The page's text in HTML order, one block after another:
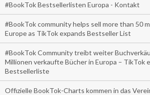
#BookTok Bestsellerlisten Europa - Kontakt
#BookTok community helps sell more than 50
Europe as TikTok expands Bestseller List
#BookTok Community treibt weiter
Millionen verkaufte Bücher in Europa – TikTok
Bestsellerliste
Offizielle BookTok-Charts kommen in das